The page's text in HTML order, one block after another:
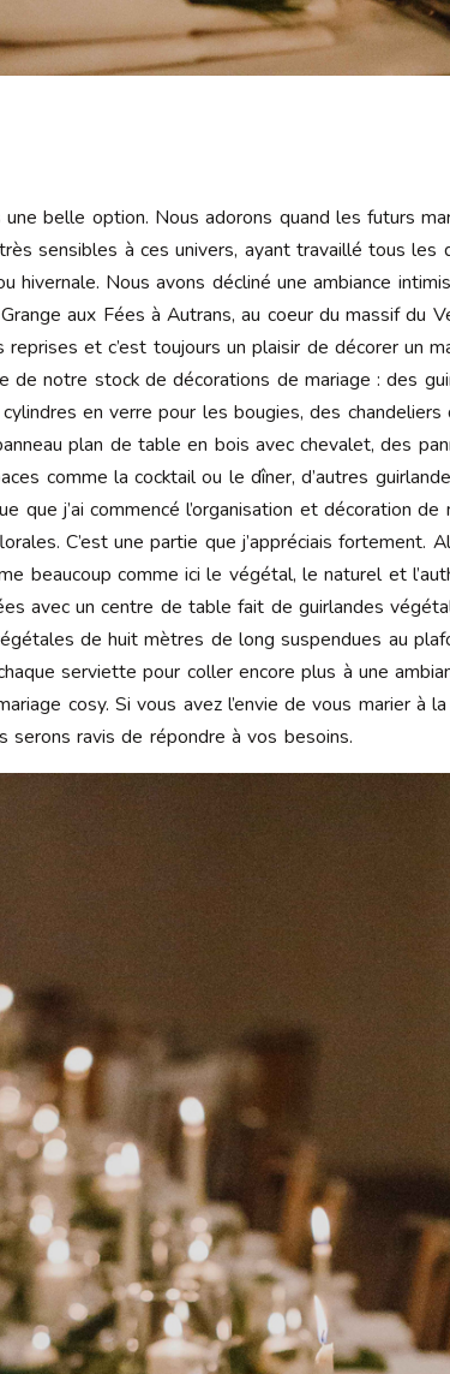
belle option. Nous adorons quand les futurs
sensibles à ces univers, ayant travaillé tous les
hivernale. Nous avons décliné une ambiance
aux Fées à Autrans, au coeur du massif du
et c’est toujours un plaisir de décorer un
de notre stock de décorations de mariage : des
en verre pour les bougies, des
plan de table en bois avec chevalet, des
comme la cocktail ou le dîner, d’autres
que j’ai commencé l’organisation et décoration
C’est une partie que j’appréciais fortement.
beaucoup comme ici le végétal, le naturel et
avec un centre de table fait de guirlandes
de huit mètres de long suspendues au
serviette pour coller encore plus à une
cosy. Si vous avez l’envie de vous marier à
serons ravis de répondre à vos besoins.